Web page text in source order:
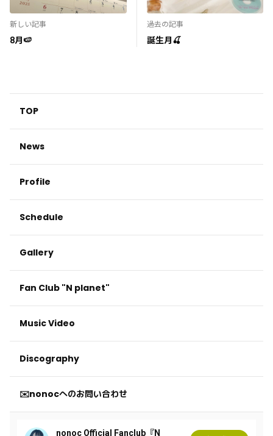
新しい記事
8月🍉
過去の記事
誕生月🍒
TOP
News
Profile
Schedule
Gallery
Fan Club "N planet"
Music Video
Discography
✉️nonocへのお問い合わせ
nonoc Official Fanclub『N